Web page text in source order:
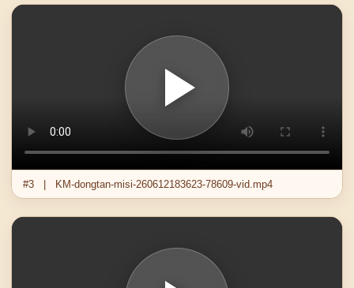
#3 | KM-dongtan-misi-260612183623-78609-vid.mp4